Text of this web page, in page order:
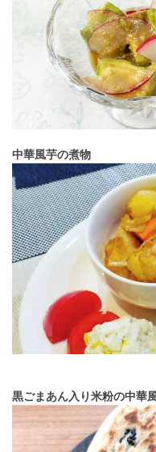
中華風芋の煮物
黒ごまあん入り米粉の中華